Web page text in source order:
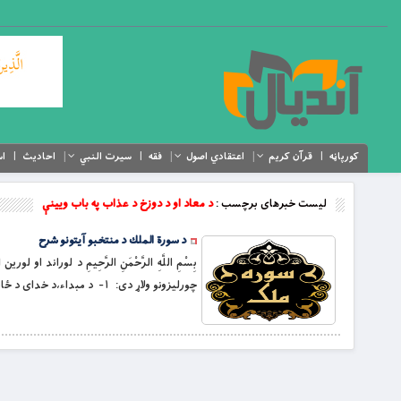
کورپاڼه قرآن کریم اعتقادي اصول فقه سیرت النبي احادیث
لیست خبرهای برچسب :د معاد او د دوزخ د عذاب په باب ويينې
د سورة الملك د منتخبو آیتونو شرح
بِسْمِ اللَّهِ الرَّحْمَنِ الرَّحِيمِ د لوراند او
چورليزونو ولاړ دى: ١- د مبداء،د خداى د ځانګړنو او د پنځون د هېښنده غونډال په اړه ويينې . ٢- د معاد او د دوزخ د عذاب […]